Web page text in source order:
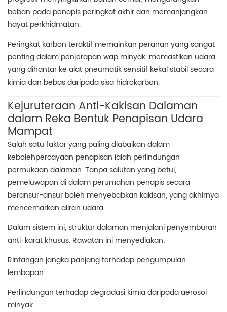
beban pada penapis peringkat akhir dan memanjangkan
hayat perkhidmatan.
Peringkat karbon teraktif memainkan peranan yang sangat
penting dalam penjerapan wap minyak, memastikan udara
yang dihantar ke alat pneumatik sensitif kekal stabil secara
kimia dan bebas daripada sisa hidrokarbon.
Kejuruteraan Anti-Kakisan Dalaman
dalam Reka Bentuk Penapisan Udara
Mampat
Salah satu faktor yang paling diabaikan dalam
kebolehpercayaan penapisan ialah perlindungan
permukaan dalaman. Tanpa salutan yang betul,
pemeluwapan di dalam perumahan penapis secara
beransur-ansur boleh menyebabkan kakisan, yang akhirnya
mencemarkan aliran udara.
Dalam sistem ini, struktur dalaman menjalani penyemburan
anti-karat khusus. Rawatan ini menyediakan:
Rintangan jangka panjang terhadap pengumpulan
lembapan
Perlindungan terhadap degradasi kimia daripada aerosol
minyak